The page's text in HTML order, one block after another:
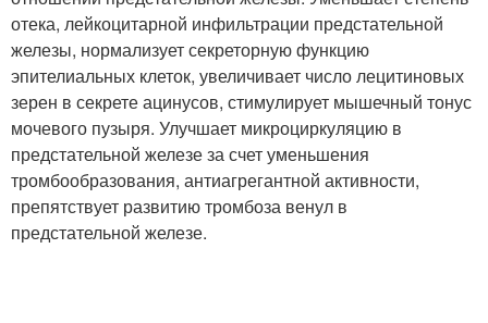
Эффективные
упражнения
Эффективный рост
Препараты для роста Аптечные препараты
отека, лейкоцитарной инфильтрации предстательной
железы, нормализует секреторную функцию
эпителиальных клеток, увеличивает число лецитиновых
зерен в секрете ацинусов, стимулирует мышечный тонус
мочевого пузыря. Улучшает микроциркуляцию в
предстательной железе за счет уменьшения
тромбообразования, антиагрегантной активности,
препятствует развитию тромбоза венул в
предстательной железе.